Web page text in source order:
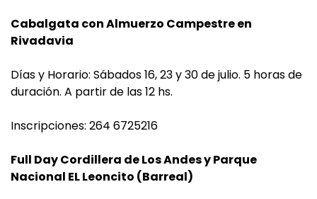
Cabalgata con Almuerzo Campestre en
Rivadavia
Días y Horario: Sábados 16, 23 y 30 de julio. 5 horas de
duración. A partir de las 12 hs.
Inscripciones: 264 6725216
Full Day Cordillera de Los Andes y Parque
Nacional EL Leoncito (Barreal)